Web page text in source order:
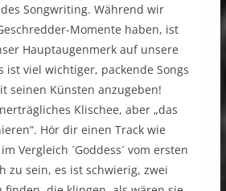
Songwriting. Während wir
Momente haben, ist
Hauptaugenmerk auf unsere
ist viel wichtiger, packende Songs
seinen Künsten anzugeben!
Klischee, aber „das
Hör dir einen Track wie
Vergleich ´Goddess´ vom ersten
zu sein, es ist schwierig, zwei